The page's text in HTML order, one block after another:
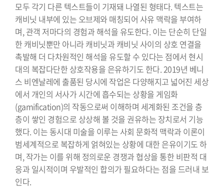
모두 각기 다른 텍스트들이 기재돼 나열된 형태다. 텍스트는
캐비닛 내부에 있는 오브제와 매칭되어 사유 맥락을 부여하
며, 관객 저마다의 경험과 해석을 유도한다. 이는 단순히 단일
한 캐비닛뿐만 아니라 캐비닛과 캐비닛 사이의 상호 연결을
촉발해 더 다차원적인 해석을 유도할 수 있다는 점에서 현시
대의 복잡다단한 상호작용을 은유하기도 한다. 2019년 베니
스 비엔날레에 출품된 당시에 작업은 다양해지고 넓어진 세상
에서 개인의 서사가 시간에 흡수되는 상황을 게임화
(gamification)의 작동으로써 이해하며 세계화된 조건을 층
층이 쌓인 경험으로 상상해 볼 것을 권유하는 장치로서 기능
했다. 이는 동시대 미술을 이루는 사회 문화적 맥락과 이론이
범세계적으로 복잡하게 얽혀있는 상황에 대한 은유이기도 하
며, 작가는 이를 위해 정의로운 경쟁과 협상을 통한 비판적 대
응과 일시적이며 우발적인 합의가 필요하다는 점을 드러내 보
인다.